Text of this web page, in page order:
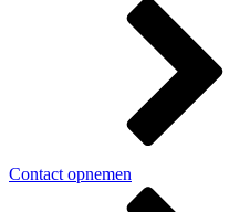
Contact opnemen